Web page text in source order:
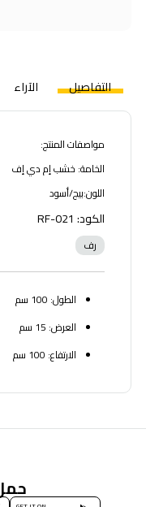
التفاصيل الآراء
مواصفات المنتج:
الخامة: خشب إم دي إف
اللون:بيج/أسود
الكود: RF-021
رف
الطول: 100 سم
العرض: 15 سم
الارتفاع: 100 سم